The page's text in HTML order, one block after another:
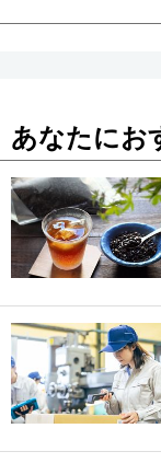
あなたにお